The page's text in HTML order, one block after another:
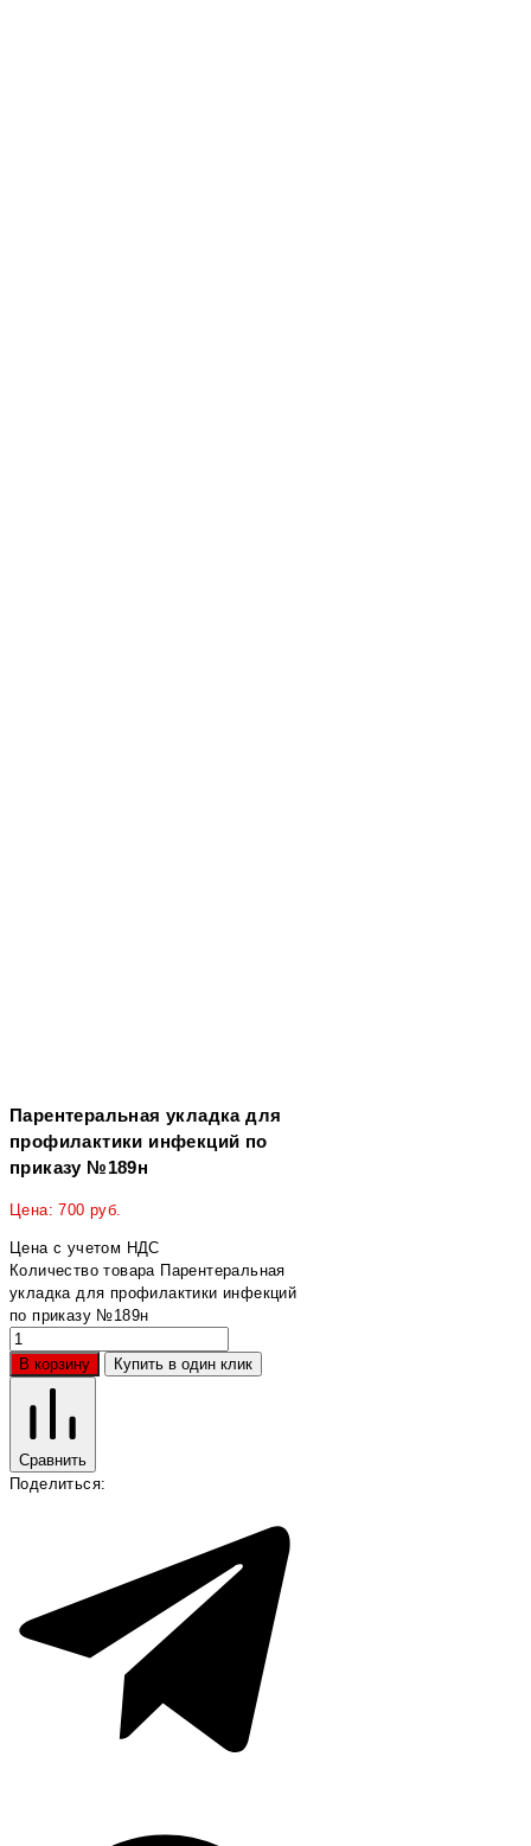
Парентеральная укладка для
профилактики инфекций по
приказу №189н
Цена:700 руб.
Цена с учетом НДС
Количество товара Парентеральная
укладка для профилактики инфекций
по приказу №189н
В корзину Купить в один клик
Сравнить
Поделиться: